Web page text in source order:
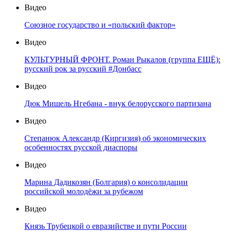
Видео
Союзное государство и «польский фактор»
Видео
КУЛЬТУРНЫЙ ФРОНТ. Роман Рыкалов (группа ЕЩЁ):
русский рок за русский #Донбасс
Видео
Дюк Мишель Нгебана - внук белорусского партизана
Видео
Степанюк Александр (Киргизия) об экономических
особенностях русской диаспоры
Видео
Марина Дадикозян (Болгария) о консолидации
российской молодёжи за рубежом
Видео
Князь Трубецкой о евразийстве и пути России